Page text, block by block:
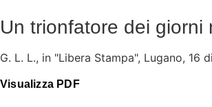
Un trionfatore dei giorni
G. L. L., in "Libera Stampa", Lugano, 16
Visualizza PDF